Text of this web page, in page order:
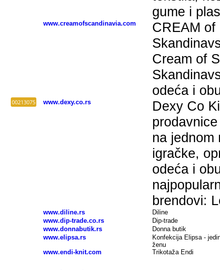
gume i
www.creamofscandinavia.com
CREAM of
Cream of
odeća i
00213075 www.dexy.co.rs
Dexy Co
na jednom
igračke,
odeća i
brendovi:
www.diline.rs
Diline
www.dip-trade.co.rs
Dip-trade
www.donnabutik.rs
Donna butik
www.elipsa.rs
Konfekcija Elipsa -
ženu
www.endi-knit.com
Trikotaža Endi